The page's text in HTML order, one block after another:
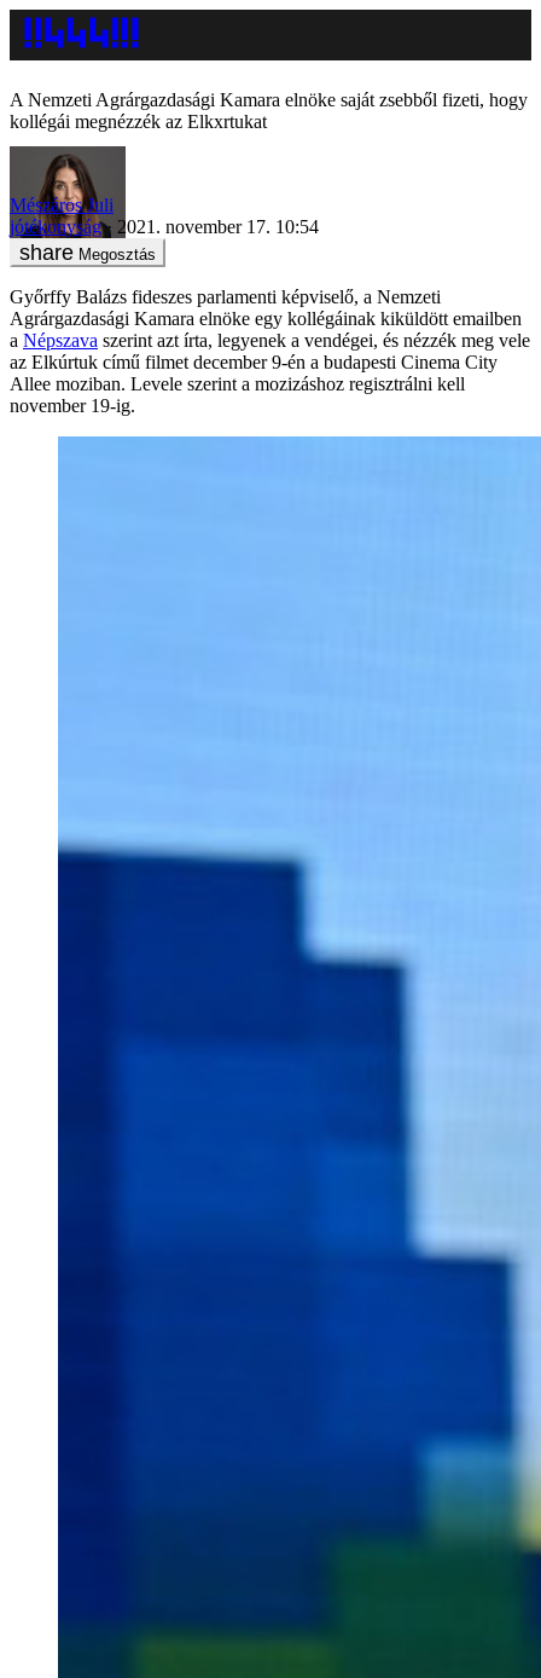
A Nemzeti Agrárgazdasági Kamara elnöke saját zsebből fizeti, hogy
kollégái megnézzék az Elkxrtukat
Mészáros Juli
jótékonyság
2021. november 17. 10:54
Megosztás
Győrffy Balázs fideszes parlamenti képviselő, a Nemzeti
Agrárgazdasági Kamara elnöke egy kollégáinak kiküldött emailben
a Népszava szerint azt írta, legyenek a vendégei, és nézzék meg vele
az Elkúrtuk című filmet december 9-én a budapesti Cinema City
Allee moziban. Levele szerint a mozizáshoz regisztrálni kell
november 19-ig.